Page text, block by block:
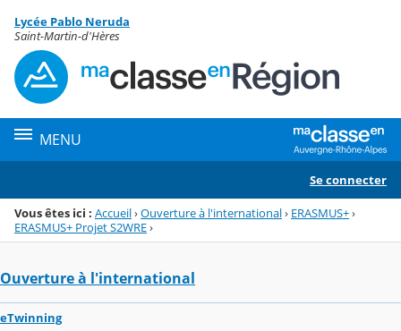
Menu de la rubrique
Contenu
Lycée Pablo Neruda
Saint-Martin-d'Hères
MENU
Se connecter
Vous êtes ici : Accueil›Ouverture à l'international› ERASMUS+›
ERASMUS+ Projet S2WRE›
Ouverture à l'international
eTwinning